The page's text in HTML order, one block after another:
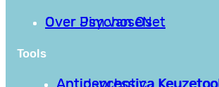
Over PsychoseNet
Over Jim van Os
Tools
Antipsychotica Keuzetool
Antidepressiva Keuzetool